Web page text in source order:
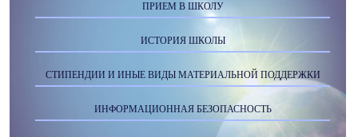
ПРИЕМ В ШКОЛУ
ИСТОРИЯ ШКОЛЫ
СТИПЕНДИИ И ИНЫЕ ВИДЫ МАТЕРИАЛЬНОЙ ПОДДЕРЖКИ
ИНФОРМАЦИОННАЯ БЕЗОПАСНОСТЬ